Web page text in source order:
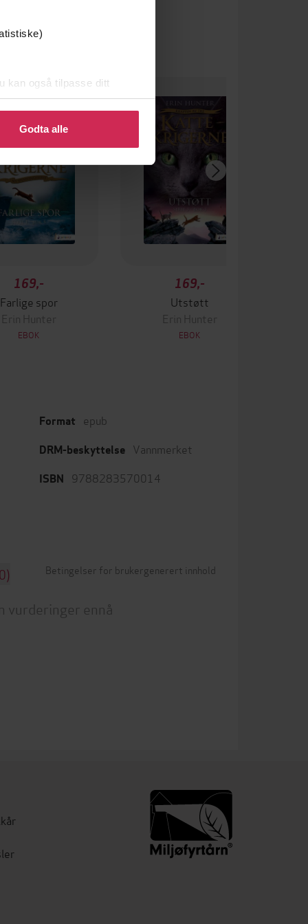
kan også tilpasse ditt
eller endre ditt samtykke.
Godta alle
169,-
Farlige spor
Erin Hunter
EBOK
169,-
Utstøtt
Erin Hunter
EBOK
Format epub
DRM-beskyttelse Vannmerket
ISBN 9788283570014
Betingelser for brukergenerert innhold
vurderinger ennå